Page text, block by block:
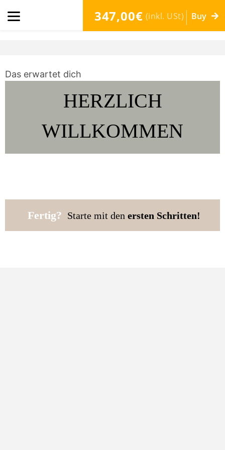
347,00€ (inkl. USt) Buy
Das erwartet dich
HERZLICH
WILLKOMMEN
Fertig? Starte mit den ersten Schritten!